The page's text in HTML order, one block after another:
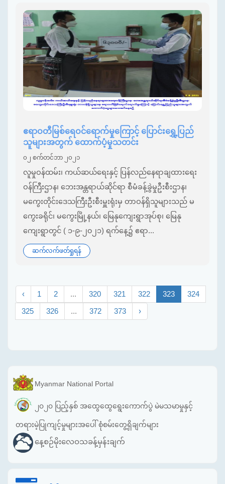
ဧရာဝတီမြစ်ရေဝင်ရောက်မှုကြောင့် ပြောင်းရွှေ့ပြည်
သူများအတွက် ထောက်ပံ့မှုသတင်း
၀၂ စက်တင်ဘာ ၂၀၂၁
လူမှုဝန်ထမ်း၊ ကယ်ဆယ်ရေးနှင့် ပြန်လည်နေရာချထားရေး
ဝန်ကြီးဌာန၊ ဘေးအန္တရာယ်ဆိုင်ရာ စီမံခန့်ခွဲမှုဦးစီးဌာန၊
မကွေးတိုင်းဒေသကြီးဦးစီးမှူးရုံးမှ တာဝန်ရှိသူများသည် မ
ကွေးခရိုင်၊ မကွေးမြို့နယ်၊ မြေနုကျေးရွာအုပ်စု၊ မြေနု
ကျေးရွာတွင် ( ၁-၉-၂၀၂၁) ရက်နေ့၌ ဧရာ...
ဆက်လက်ဖတ်ရှုရန်
‹ 1 2 ... 320 321 322 323 324
325 326 ... 372 373 ›
Myanmar National Portal
၂၀၂၀ ပြည့်နှစ် အထွေထွေရွေးကောက်ပွဲ မဲမသမာမှုနှင့်
တရားမဲ့ပြုကျင့်မှုများအပေါ် စုံစမ်းတွေ့ရှိချက်များ
နေ့စဉ်မိုးလေဝသခန့်မှန်းချက်